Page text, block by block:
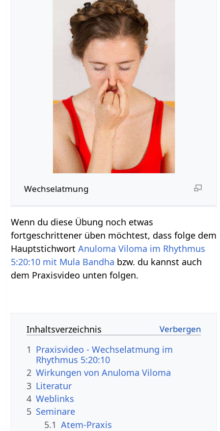
Wechselatmung
Wenn du diese Übung noch etwas
fortgeschrittener üben möchtest, dass folge dem
HauptstichwortAnuloma Viloma im Rhythmus
5:20:10 mit Mula Bandha bzw. du kannst auch
dem Praxisvideo unten folgen.
Inhaltsverzeichnis
1 Praxisvideo - Wechselatmung im
Rhythmus 5:20:10
2 Wirkungen von Anuloma Viloma
3 Literatur
4 Weblinks
5 Seminare
5.1 Atem-Praxis